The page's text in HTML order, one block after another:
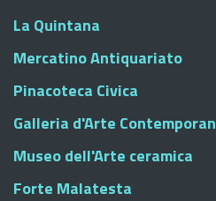
La Quintana
Mercatino Antiquariato
Pinacoteca Civica
Galleria d'Arte
Museo dell'Arte ceramica
Forte Malatesta